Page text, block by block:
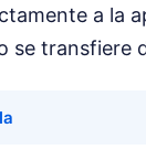
a la
se transfiere